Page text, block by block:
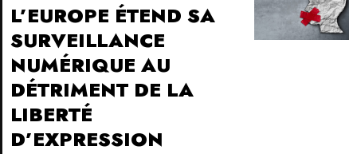
L’EUROPE ÉTEND SA
SURVEILLANCE
NUMÉRIQUE AU
DÉTRIMENT DE LA
LIBERTÉ
D’EXPRESSION